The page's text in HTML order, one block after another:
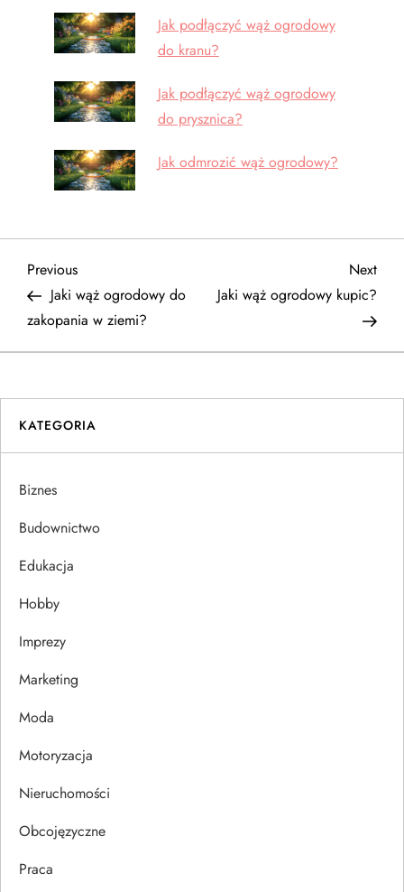
Jak podłączyć wąż ogrodowy
do kranu?
Jak podłączyć wąż ogrodowy
do prysznica?
Jak odmrozić wąż ogrodowy?
N
a
w
i
g
a
c
j
a
w
p
i
s
u
Previous
Post
Previous
Jaki wąż ogrodowy do
zakopania w ziemi?
Next
Next
Jaki wąż ogrodowy kupic?
KATEGORIA
Biznes
Budownictwo
Edukacja
Hobby
Imprezy
Marketing
Moda
Motoryzacja
Nieruchomości
Obcojęzyczne
Praca